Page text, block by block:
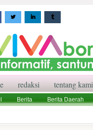
redaksi tentang kami
Berita Berita Daerah